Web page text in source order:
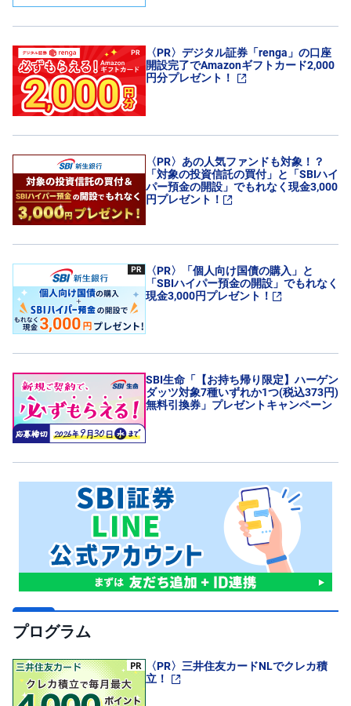
キ
リ
テ
ィ
・
ト
ー
ク
ン
)
S
ラ
ッ
プ
ボ
ド
O
O
P
R
)
i
D
e
C
o
〈PR〉デジタル証券「renga」の口座
開設完了でAmazonギフトカード2,000
円分プレゼント！
〈PR〉あの人気ファンドも対象！？
「対象の投資信託の買付」と「SBIハイ
パー預金の開設」でもれなく現金3,000
円プレゼント！
〈PR〉「個人向け国債の購入」と
「SBIハイパー預金の開設」でもれなく
現金3,000円プレゼント！
SBI生命「【お持ち帰り限定】ハーゲン
ダッツ対象7種いずれか1つ(税込373円)
無料引換券」プレゼントキャンペーン
プログラム
〈PR〉三井住友カードNLでクレカ積
立！